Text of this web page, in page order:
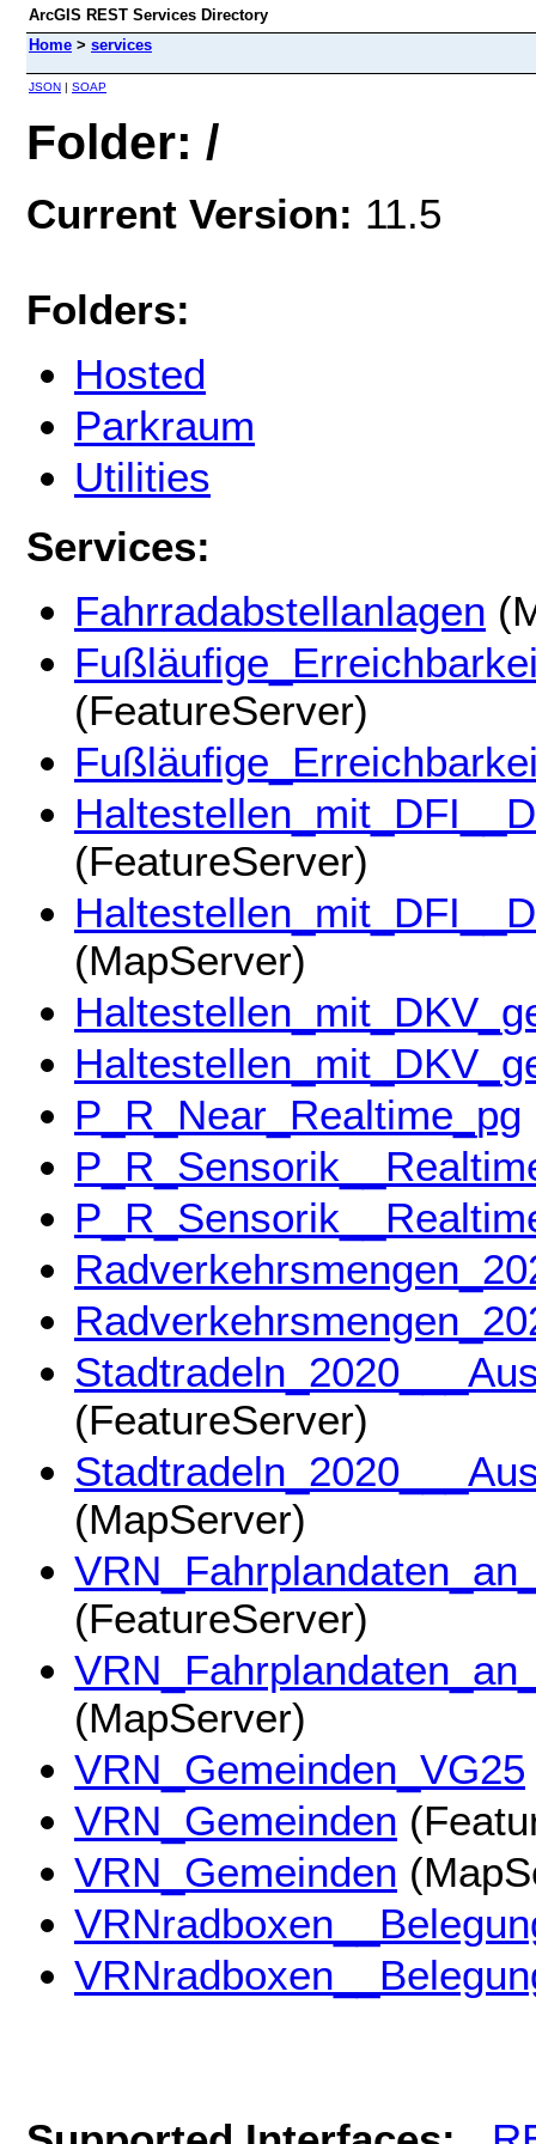
ArcGIS REST Services Directory
Home > services
JSON | SOAP
Folder: /
Current Version: 11.5
Folders:
Hosted
Parkraum
Utilities
Services:
Fahrradabstellanlagen
(FeatureServer)
(FeatureServer)
(MapServer)
P_R_Near_Realtime_pg
(FeatureServer)
(MapServer)
(FeatureServer)
(MapServer)
VRN_Gemeinden_VG25
VRN_Gemeinden
VRN_Gemeinden